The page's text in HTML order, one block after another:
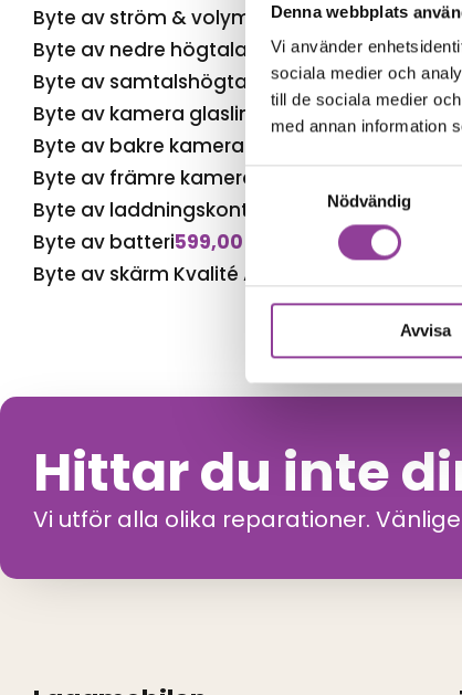
Denna webbplats
Vi använder
sociala medier och
till de sociala medier
med annan information
Samtyckesval
Nödvändig
Avvisa
Byte av ström & volym
499,00kr
Byte av nedre högtalare
499,00kr
Byte av samtalshögtalare499,00kr
Byte av kamera glaslins
499,00kr
Byte av bakre kamera
Byte av främre kamera
Byte av laddningskontakt
599,00kr
Byte av batteri599,00
Byte av skärm Kvalité A (Original Display)
Hittar du inte
Vi utför alla olika reparationer.